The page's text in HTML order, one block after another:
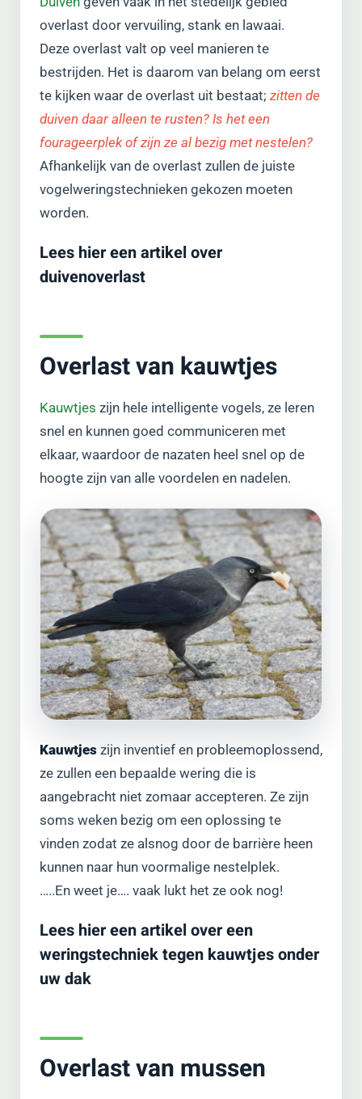
overlast door vervuiling, stank en lawaai.
Deze overlast valt op veel manieren te
bestrijden. Het is daarom van belang om eerst
te kijken waar de overlast uit bestaat; zitten de
duiven daar alleen te rusten? Is het een
fourageerplek of zijn ze al bezig met nestelen?
Afhankelijk van de overlast zullen de juiste
vogelweringstechnieken gekozen moeten
worden.
Lees hier een artikel over
duivenoverlast
Overlast van kauwtjes
Kauwtjes zijn hele intelligente vogels, ze leren
snel en kunnen goed communiceren met
elkaar, waardoor de nazaten heel snel op de
hoogte zijn van alle voordelen en nadelen.
Kauwtjes zijn inventief en probleemoplossend,
ze zullen een bepaalde wering die is
aangebracht niet zomaar accepteren. Ze zijn
soms weken bezig om een oplossing te
vinden zodat ze alsnog door de barrière heen
kunnen naar hun voormalige nestelplek.
…..En weet je…. vaak lukt het ze ook nog!
Lees hier een artikel over een
weringstechniek tegen kauwtjes onder
uw dak
Overlast van mussen